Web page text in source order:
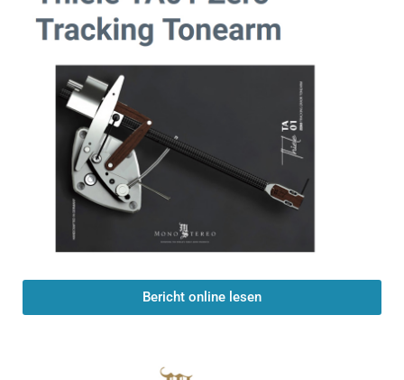
Bericht online lesen